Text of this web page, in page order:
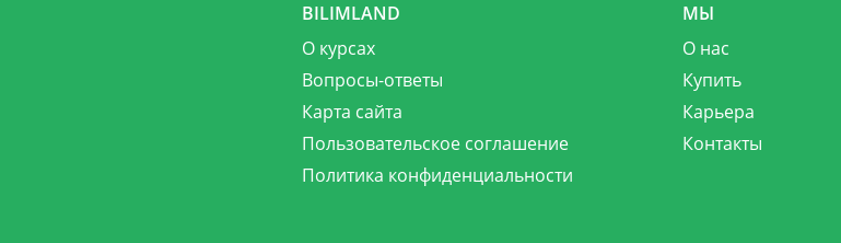
BILIMLAND
О курсах
Вопросы-ответы
Карта сайта
Пользовательское соглашение
Политика конфиденциальности
МЫ
О нас
Купить
Карьера
Контакты